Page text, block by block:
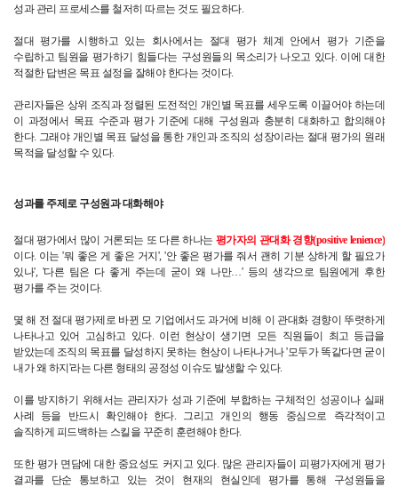
성과 관리 프로세스를 철저히 따르는 것도 필요하다.
절대 평가를 시행하고 있는 회사에서는 절대 평가 체계 안에서 평가 기준을
수립하고 팀원을 평가하기 힘들다는 구성원들의 목소리가 나오고 있다. 이에 대한
적절한 답변은 목표 설정을 잘해야 한다는 것이다.
관리자들은 상위 조직과 정렬된 도전적인 개인별 목표를 세우도록 이끌어야 하는데
이 과정에서 목표 수준과 평가 기준에 대해 구성원과 충분히 대화하고 합의해야
한다. 그래야 개인별 목표 달성을 통한 개인과 조직의 성장이라는 절대 평가의 원래
목적을 달성할 수 있다.
성과를 주제로 구성원과 대화해야
절대 평가에서 많이 거론되는 또 다른 하나는 평가자의 관대화 경향(positive lenience)
이다. 이는 '뭐 좋은 게 좋은 거지', '안 좋은 평가를 줘서 괜히 기분 상하게 할 필요가
있나', '다른 팀은 다 좋게 주는데 굳이 왜 나만…' 등의 생각으로 팀원에게 후한
평가를 주는 것이다.
몇 해 전 절대 평가제로 바뀐 모 기업에서도 과거에 비해 이 관대화 경향이 뚜렷하게
나타나고 있어 고심하고 있다. 이런 현상이 생기면 모든 직원들이 최고 등급을
받았는데 조직의 목표를 달성하지 못하는 현상이 나타나거나 '모두가 똑같다면 굳이
내가 왜 하지'라는 다른 형태의 공정성 이슈도 발생할 수 있다.
이를 방지하기 위해서는 관리자가 성과 기준에 부합하는 구체적인 성공이나 실패
사례 등을 반드시 확인해야 한다. 그리고 개인의 행동 중심으로 즉각적이고
솔직하게 피드백하는 스킬을 꾸준히 훈련해야 한다.
또한 평가 면담에 대한 중요성도 커지고 있다. 많은 관리자들이 피평가자에게 평가
결과를 단순 통보하고 있는 것이 현재의 현실인데 평가를 통해 구성원들을